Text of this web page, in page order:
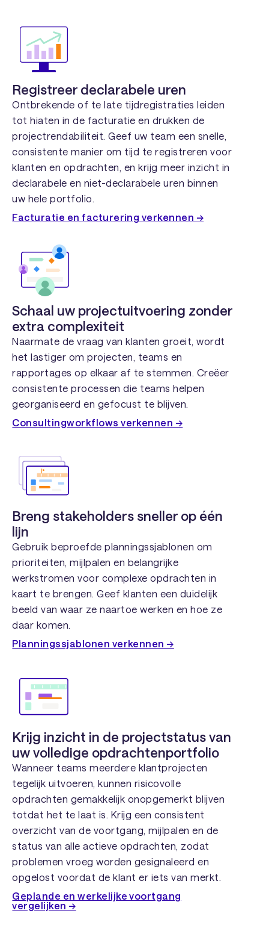
Registreer declarabele uren
Ontbrekende of te late tijdregistraties leiden
tot hiaten in de facturatie en drukken de
projectrendabiliteit. Geef uw team een snelle,
consistente manier om tijd te registreren voor
klanten en opdrachten, en krijg meer inzicht in
declarabele en niet-declarabele uren binnen
uw hele portfolio.
Facturatie en facturering verkennen →
Schaal uw projectuitvoering zonder
extra complexiteit
Naarmate de vraag van klanten groeit, wordt
het lastiger om projecten, teams en
rapportages op elkaar af te stemmen. Creëer
consistente processen die teams helpen
georganiseerd en gefocust te blijven.
Consultingworkflows verkennen →
Breng stakeholders sneller op één
lijn
Gebruik beproefde planningssjablonen om
prioriteiten, mijlpalen en belangrijke
werkstromen voor complexe opdrachten in
kaart te brengen. Geef klanten een duidelijk
beeld van waar ze naartoe werken en hoe ze
daar komen.
Planningssjablonen verkennen →
Krijg inzicht in de projectstatus van
uw volledige opdrachtenportfolio
Wanneer teams meerdere klantprojecten
tegelijk uitvoeren, kunnen risicovolle
opdrachten gemakkelijk onopgemerkt blijven
totdat het te laat is. Krijg een consistent
overzicht van de voortgang, mijlpalen en de
status van alle actieve opdrachten, zodat
problemen vroeg worden gesignaleerd en
opgelost voordat de klant er iets van merkt.
Geplande en werkelijke voortgang
vergelijken →